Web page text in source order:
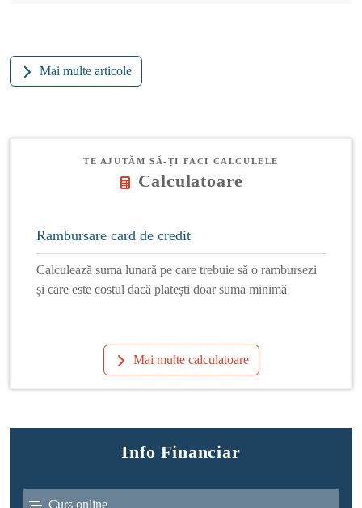
Mai multe articole
TE AJUTĂM SĂ-ȚI FACI CALCULELE
Calculatoare
Rambursare card de credit
Calculează suma lunară pe care trebuie să o rambursezi
și care este costul dacă platești doar suma minimă
Mai multe calculatoare
Info Financiar
Curs online